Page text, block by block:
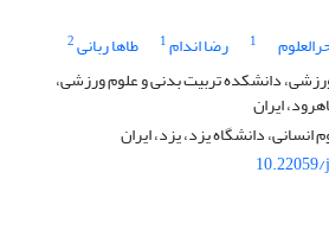
1 رضا اندام1 طاها ربانی2
دانشکده تربیت بدنی و علوم ورزشی،
ایران
دانشگاه یزد، یزد، ایران